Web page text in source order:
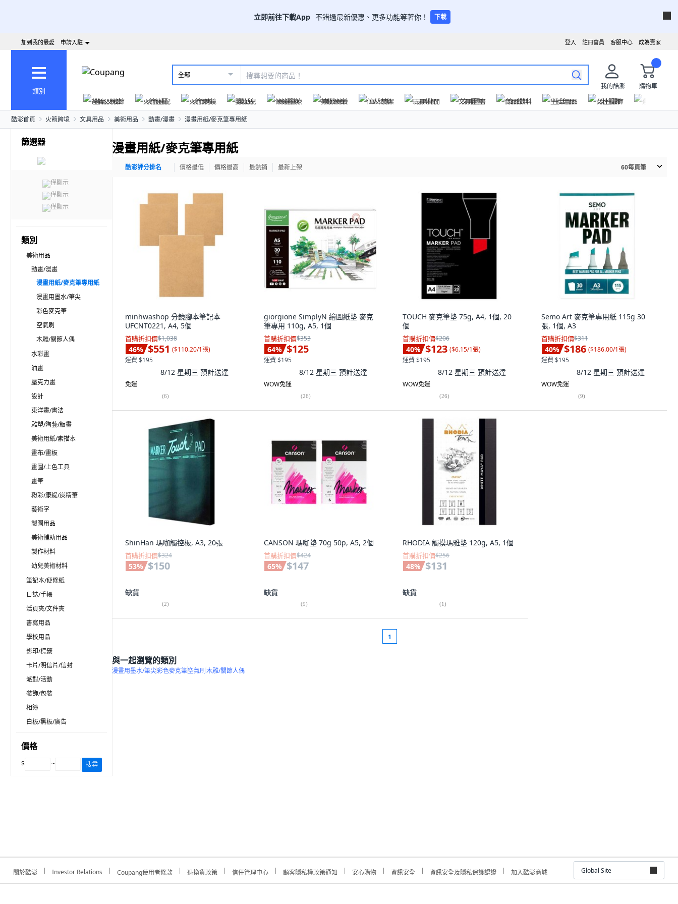
立即前往下載App 不錯過最新優惠、更多功能等著你！ 下載
成為賣家
客服中心
註冊會員
登入
加到我的最愛 申請入駐
類別
全部
我的酷澎
購物車
爸氣父親節
火箭速配 火箭跨境 嬰幼兒 保健醫療 美妝保養 個人清潔 玩具休閒 文具圖書 食品飲料 生活用品 女性服飾
酷澎首頁 火箭跨境 文具用品 美術用品 動畫/漫畫 漫畫用紙/麥克筆專用紙
篩選器
僅顯示
僅顯示
僅顯示
類別
美術用品
動畫/漫畫
漫畫用紙/麥克筆專用紙
漫畫用墨水/筆尖
彩色麥克筆
空氣刷
木雕/關節人偶
水彩畫
油畫
壓克力畫
設計
東洋畫/書法
雕塑/陶藝/版畫
美術用紙/素描本
畫布/畫板
畫圖/上色工具
畫筆
粉彩/康緹/炭精筆
藝術字
製圖用品
美術輔助用品
製作材料
幼兒美術材料
筆記本/便條紙
日誌/手帳
活頁夾/文件夾
書寫用品
學校用品
影印/標籤
卡片/明信片/信封
派對/活動
裝飾/包裝
相簿
白板/黑板/廣告
價格
$ ~ 搜尋
漫畫用紙/麥克筆專用紙
酷澎評分排名 價格最低 價格最高 最熱銷 最新上架 60每頁筆
minhwashop 分鏡腳本筆記本
UFCNT0221, A4, 5個
首購折扣價$1,038
46% $551 ($110.20/1張)
運費 $195
8/12 星期三 預計送達
免運
(6)
giorgione SimplyN 繪圖紙墊 麥克
筆專用 110g, A5, 1個
首購折扣價$353
64% $125
運費 $195
8/12 星期三 預計送達
WOW免運
(26)
TOUCH 麥克筆墊 75g, A4, 1個, 20
個
首購折扣價$206
40% $123 ($6.15/1張)
運費 $195
8/12 星期三 預計送達
WOW免運
(26)
Semo Art 麥克筆專用紙 115g 30
張, 1個, A3
首購折扣價$311
40% $186 ($186.00/1張)
運費 $195
8/12 星期三 預計送達
WOW免運
(9)
ShinHan 瑪咖觸控板, A3, 20張
首購折扣價$324
53% $150
缺貨
(2)
CANSON 瑪咖墊 70g 50p, A5, 2個
首購折扣價$424
65% $147
缺貨
(9)
RHODIA 觸摸瑪雅墊 120g, A5, 1個
首購折扣價$256
48% $131
缺貨
(1)
1
與一起瀏覽的類別
漫畫用墨水/筆尖彩色麥克筆空氣刷木雕/關節人偶
關於酷澎 Investor Relations Coupang使用者條款 退換貨政策 信任管理中心 顧客隱私權政策通知 安心購物 資訊安全 資訊安全及隱私保護認證 加入酷澎商城 Global Site